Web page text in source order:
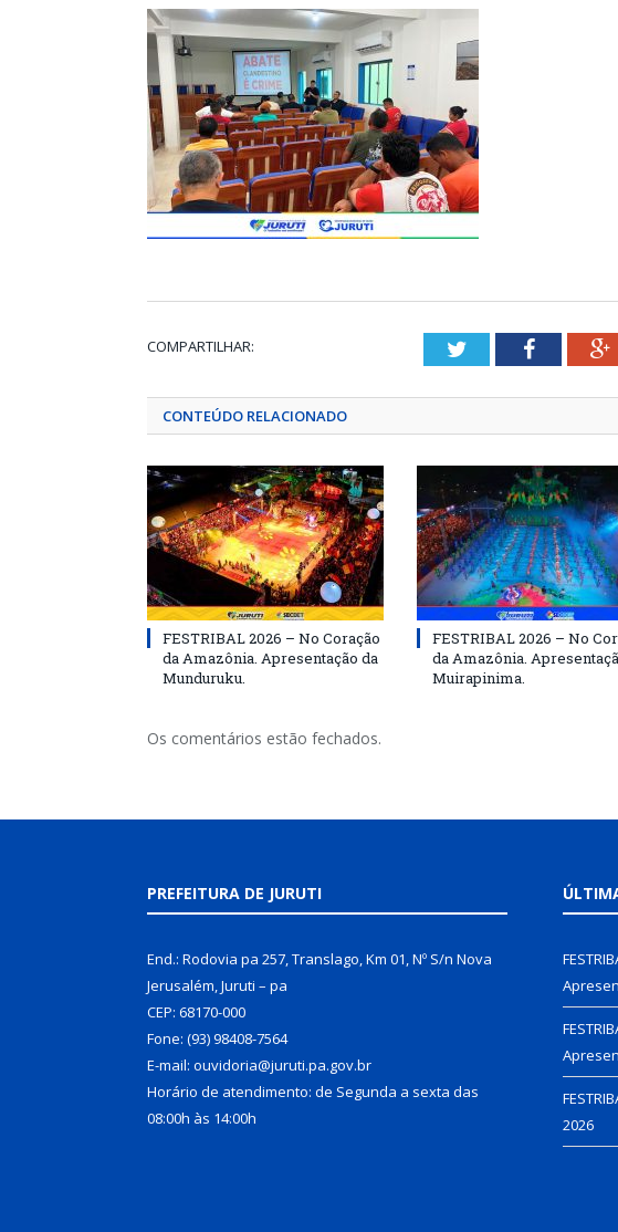
COMPARTILHAR: TwitterFacebook
CONTEÚDO RELACIONADO
FESTRIBAL 2026 – No Coração
da Amazônia. Apresentação da
Munduruku.
FESTRIBAL 2026 – No
da Amazônia.
Muirapinima.
Os comentários estão fechados.
PREFEITURA DE JURUTI
End.: Rodovia pa 257, Translago, Km 01, Nº S/n Nova
Jerusalém, Juruti – pa
CEP: 68170-000
Fone: (93) 98408-7564
E-mail: ouvidoria@juruti.pa.gov.br
Horário de atendimento: de Segunda a sexta das
08:00h às 14:00h
2026